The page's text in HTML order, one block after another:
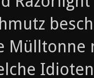
Mülltonne